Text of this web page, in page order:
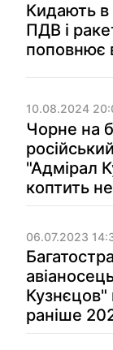
Кидають в
ПДВ і
поповнює
10.08.2024
Чорне на
"Адмірал
коптить
06.07.2023
раніше